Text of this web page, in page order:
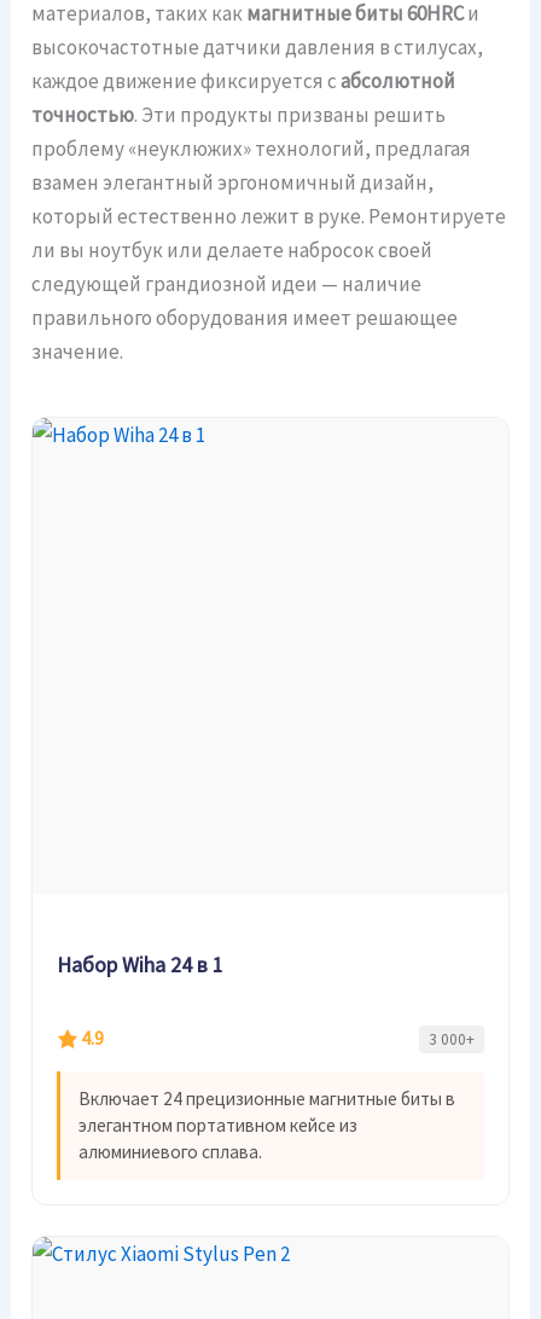
материалов, таких какмагнитные биты 60HRCи
высокочастотные датчики давления в стилусах,
каждое движение фиксируется сабсолютной
точностью. Эти продукты призваны решить
проблему «неуклюжих» технологий, предлагая
взамен элегантный эргономичный дизайн,
который естественно лежит в руке. Ремонтируете
ли вы ноутбук или делаете набросок своей
следующей грандиозной идеи — наличие
правильного оборудования имеет решающее
значение.
Набор Wiha 24 в 1
4.9 3 000+
Включает 24 прецизионные магнитные биты в
элегантном портативном кейсе из
алюминиевого сплава.